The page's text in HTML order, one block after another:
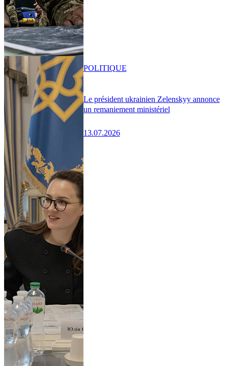
Le président ukrainien Zelenskyy annonce
un remaniement ministériel
13.07.2026
POLITIQUE